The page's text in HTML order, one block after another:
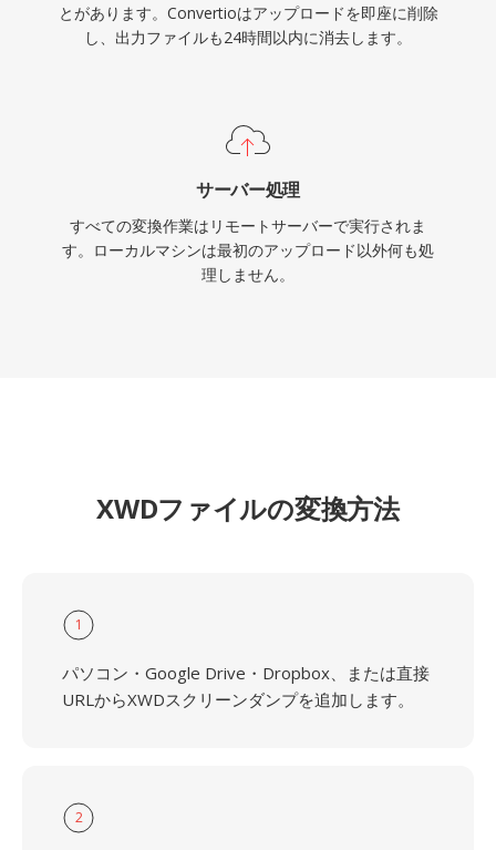
とがあります。Convertioはアップロードを即座に削除
し、出力ファイルも24時間以内に消去します。
サーバー処理
すべての変換作業はリモートサーバーで実行されま
す。ローカルマシンは最初のアップロード以外何も処
理しません。
XWDファイルの変換方法
1
パソコン・Google Drive・Dropbox、または直接
URLからXWDスクリーンダンプを追加します。
2